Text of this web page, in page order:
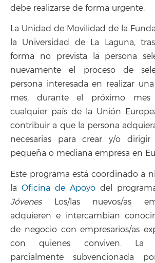
debe realizarse de forma urgente.
La Unidad de Movilidad de la
la Universidad de La Laguna,
forma no prevista la persona
nuevamente el proceso de
persona interesada en realizar
mes, durante el próximo
cualquier país de la Unión
contribuir a que la persona
necesarias para crear y/o
pequeña o mediana empresa en
Este programa está coordinado a
la Oficina de Apoyo del
Jóvenes Los/las nuevos/as
adquieren e intercambian
de negocio con empresarios/as
con quienes conviven. La
parcialmente subvencionada